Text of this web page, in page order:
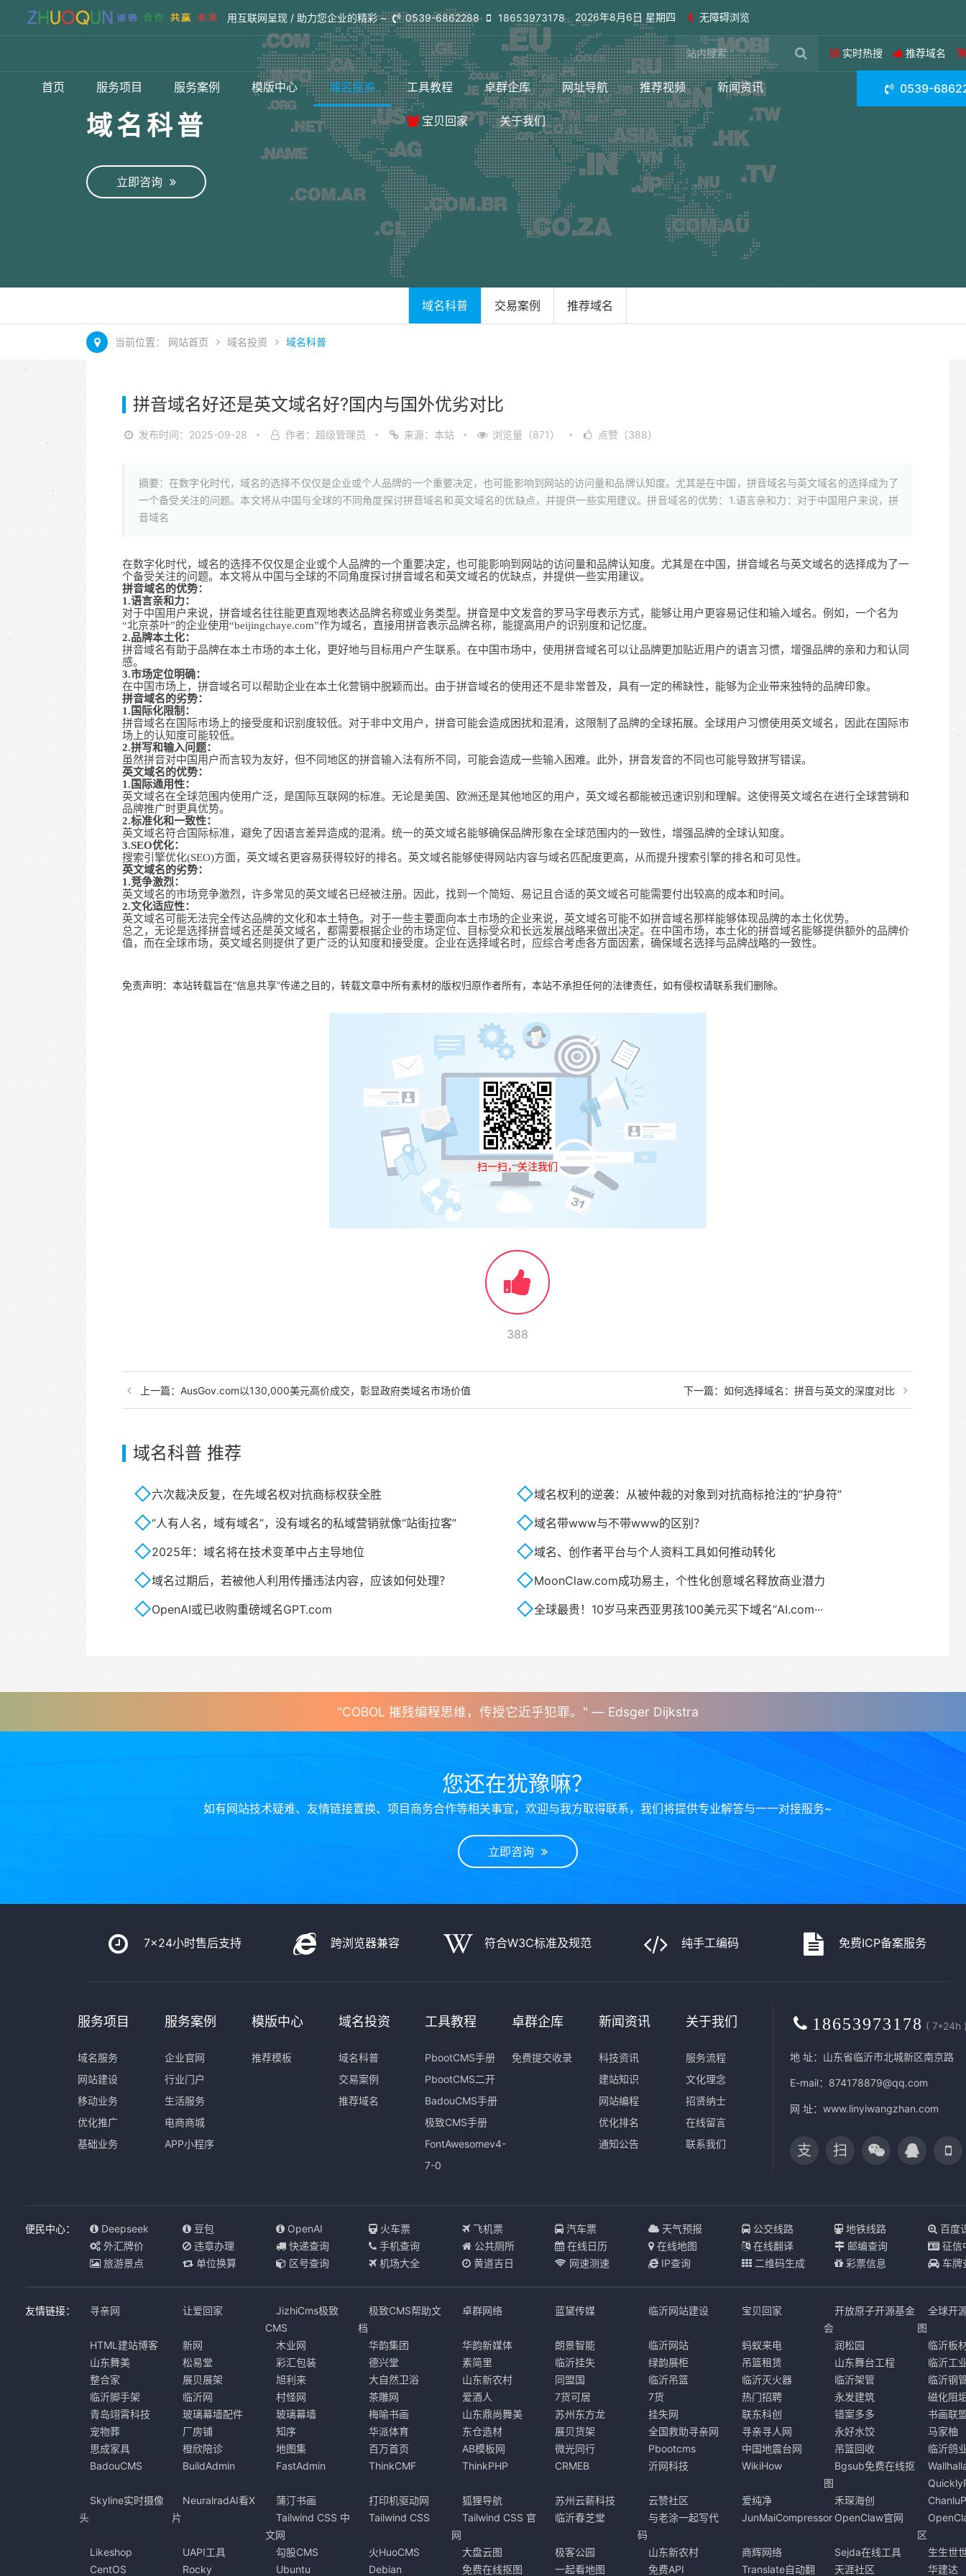
用互联网呈现 / 助力您企业的精彩 ~ 0539-6862288 18653973178 2026年8月6日 星期四 无障碍浏览
实时热搜 推荐域名
首页 服务项目 服务案例 模版中心 域名投资 工具教程 卓群企库 网址导航 推荐视频 新闻资讯
宝贝回家 关于我们
0539-
域名科普
立即咨询
域名科普 交易案例 推荐域名
当前位置： 网站首页 域名投资 域名科普
拼音域名好还是英文域名好?国内与国外优劣对比
发布时间：2025-09-28 作者：超级管理员 来源：本站 浏览量（871） 点赞（388）
摘要：在数字化时代，域名的选择不仅仅是企业或个人品牌的一个重要决定，也可能影响到网站的访问量和品牌认知度。尤其是在中国，拼音域名与英文域名的选择成为了
一个备受关注的问题。本文将从中国与全球的不同角度探讨拼音域名和英文域名的优缺点，并提供一些实用建议。拼音域名的优势：1.语言亲和力：对于中国用户来说，拼
音域名
在数字化时代，域名的选择不仅仅是企业或个人品牌的一个重要决定，也可能影响到网站的访问量和品牌认知度。尤其是在中国，拼音域名与英文域名的选择成为了一
个备受关注的问题。本文将从中国与全球的不同角度探讨拼音域名和英文域名的优缺点，并提供一些实用建议。
拼音域名的优势：
1.语言亲和力：
对于中国用户来说，拼音域名往往能更直观地表达品牌名称或业务类型。拼音是中文发音的罗马字母表示方式，能够让用户更容易记住和输入域名。例如，一个名为
“北京茶叶”的企业使用“beijingchaye.com”作为域名，直接用拼音表示品牌名称，能提高用户的识别度和记忆度。
2.品牌本土化：
拼音域名有助于品牌在本土市场的本土化，更好地与目标用户产生联系。在中国市场中，使用拼音域名可以让品牌更加贴近用户的语言习惯，增强品牌的亲和力和认同
感。
3.市场定位明确：
在中国市场上，拼音域名可以帮助企业在本土化营销中脱颖而出。由于拼音域名的使用还不是非常普及，具有一定的稀缺性，能够为企业带来独特的品牌印象。
拼音域名的劣势：
1.国际化限制：
拼音域名在国际市场上的接受度和识别度较低。对于非中文用户，拼音可能会造成困扰和混淆，这限制了品牌的全球拓展。全球用户习惯使用英文域名，因此在国际市
场上的认知度可能较低。
2.拼写和输入问题：
虽然拼音对中国用户而言较为友好，但不同地区的拼音输入法有所不同，可能会造成一些输入困难。此外，拼音发音的不同也可能导致拼写错误。
英文域名的优势：
1.国际通用性：
英文域名在全球范围内使用广泛，是国际互联网的标准。无论是美国、欧洲还是其他地区的用户，英文域名都能被迅速识别和理解。这使得英文域名在进行全球营销和
品牌推广时更具优势。
2.标准化和一致性：
英文域名符合国际标准，避免了因语言差异造成的混淆。统一的英文域名能够确保品牌形象在全球范围内的一致性，增强品牌的全球认知度。
3.SEO优化：
搜索引擎优化(SEO)方面，英文域名更容易获得较好的排名。英文域名能够使得网站内容与域名匹配度更高，从而提升搜索引擎的排名和可见性。
英文域名的劣势：
1.竞争激烈：
英文域名的市场竞争激烈，许多常见的英文域名已经被注册。因此，找到一个简短、易记且合适的英文域名可能需要付出较高的成本和时间。
2.文化适应性：
英文域名可能无法完全传达品牌的文化和本土特色。对于一些主要面向本土市场的企业来说，英文域名可能不如拼音域名那样能够体现品牌的本土化优势。
总之，无论是选择拼音域名还是英文域名，都需要根据企业的市场定位、目标受众和长远发展战略来做出决定。在中国市场，本土化的拼音域名能够提供额外的品牌价
值，而在全球市场，英文域名则提供了更广泛的认知度和接受度。企业在选择域名时，应综合考虑各方面因素，确保域名选择与品牌战略的一致性。
免责声明：本站转载旨在“信息共享”传递之目的，转载文章中所有素材的版权归原作者所有，本站不承担任何的法律责任，如有侵权请联系我们删除。
扫一扫，关注我们
388
上一篇： AusGov.com以130,000美元高价成交，彰显政府类域名市场价值 下一篇：如何选择域名：拼音与英文的深度对比
域名科普 推荐
六次裁决反复，在先域名权对抗商标权获全胜
域名权利的逆袭：从被仲裁的对象到对抗商标抢注的“护身符”
“人有人名，域有域名”，没有域名的私域营销就像“站街拉客”
域名带www与不带www的区别？
2025年：域名将在技术变革中占主导地位
域名、创作者平台与个人资料工具如何推动转化
域名过期后，若被他人利用传播违法内容，应该如何处理？
MoonClaw.com成功易主，个性化创意域名释放商业潜力
OpenAI或已收购重磅域名GPT.com
全球最贵！10岁马来西亚男孩100美元买下域名“AI.com···
"COBOL 摧残编程思维，传授它近乎犯罪。" — Edsger Dijkstra
您还在犹豫嘛？
如有网站技术疑难、友情链接置换、项目商务合作等相关事宜，欢迎与我方取得联系，我们将提供专业解答与一一对接服务~
立即咨询
7x24小时售后支持 跨浏览器兼容 符合W3C标准及规范 纯手工编码 免费ICP备案服务
服务项目
域名服务
网站建设
移动业务
优化推广
基础业务
服务案例
企业官网
行业门户
生活服务
电商商城
APP小程序
模版中心
推荐模板
域名投资
域名科普
交易案例
推荐域名
工具教程
PbootCMS手册
PbootCMS二开
BadouCMS手册
极致CMS手册
FontAwesomev4-
7-0
卓群企库
免费提交收录
新闻资讯
科技资讯
建站知识
网站编程
优化排名
通知公告
关于我们
服务流程
文化理念
招贤纳士
在线留言
联系我们
18653973178 ( 7*24h
地 址：山东省临沂市北城新区南京路
E-mail：874178879@qq.com
网 址：www.linyiwangzhan.com
支 扫
便民中心： Deepseek 豆包 OpenAI 火车票 飞机票 汽车票 天气预报 公交线路 地铁线路
百度
外汇牌价
违章办理 快递查询 手机查询 公共厕所 在线日历 在线地图 在线翻译 邮编查询
征信
旅游景点
单位换算 区号查询 机场大全 黄道吉日 网速测速 IP查询 二维码生成 彩票信息 车牌
友情链接： 寻亲网 让爱回家
JizhiCms极致
CMS
极致CMS帮助文
档
卓群网络 蓝黛传媒 临沂网站建设 宝贝回家
开放原子开源基金
会
全球开
图
HTML建站博客
新网 木业网 华韵集团 华韵新媒体 朗景智能 临沂网站 蚂蚁来电 润松园
临沂板
山东舞美
松易堂 彩汇包装 德兴堂 素简里 临沂挂失 绿韵展柜 吊篮租赁 山东舞台工程
临沂工
整合家
展贝展架 旭利来 大自然卫浴 山东新农村 同盟国 临沂吊篮 临沂灭火器 临沂架管
临沂钢
临沂脚手架
临沂网 村怪网 茶雕网 爱酒人 7货可居 7货 热门招聘 永发建筑
磁化阻
青岛翊霄科技
玻璃幕墙配件 玻璃幕墙 梅喻书画 山东鼎尚舞美 苏州东方龙 挂失网 联东科创 错案多多
书画联
宠物葬
厂房铺 知序 华派体育 东仓造材 展贝货架 全国救助寻亲网 寻亲寻人网 永好水饺
马家柚
思成家具
橙欣陪诊 地图集 百万首页 AB模板网 微光同行 Pbootcms 中国地震台网 吊篮回收
临沂鸽
BadouCMS
BuildAdmin FastAdmin ThinkCMF ThinkPHP CRMEB 沂网科技 WikiHow
Bgsub免费在线抠
图
Skyline实时摄像
头
NeuralradAI看X
片
蒲汀书画 打印机驱动网 狐狸导航 苏州云薪科技 云赞社区 爱纯净 禾琛海创
Tailwind CSS 中
文网
Tailwind CSS
Tailwind CSS 官
网
临沂春芝堂
与老涂一起写代
码
JunMaiCompressor OpenClaw官网
区
Likeshop
UAPI工具 勾股CMS 火HuoCMS 大盘云图 极客公园 山东新农村 商辉网络 Sejda在线工具
生生世
CentOS
Rocky Ubuntu Debian 免费在线抠图 一起看地图 免费API Translate自动翻 天涯社区 华建达